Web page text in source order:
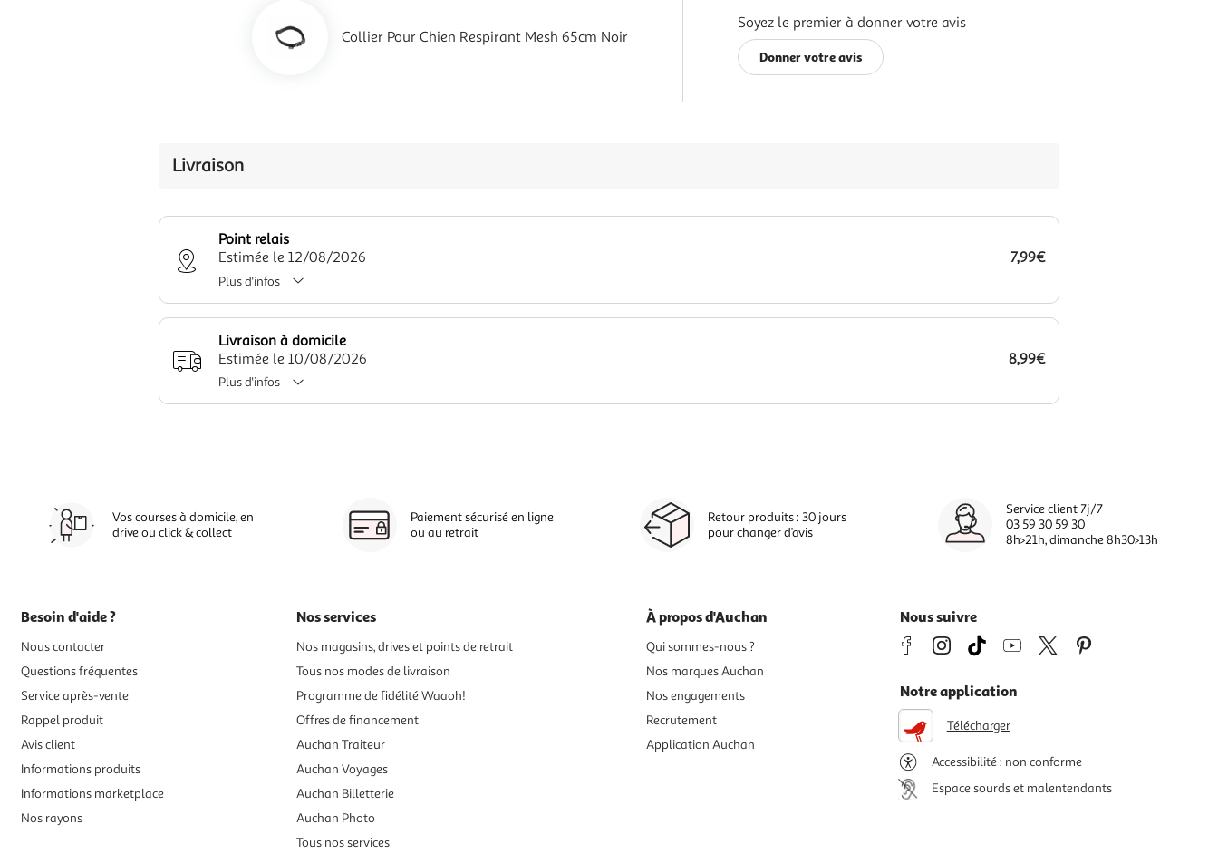
Collier Pour Chien Respirant Mesh 65cm Noir
Soyez le premier à donner votre avis
Donner votre avis
Livraison
Point relais
Estimée le 12/08/2026
7,99€
Plus d'infos
Livraison à domicile
Estimée le 10/08/2026
8,99€
Plus d'infos
Vos courses à domicile, en
drive ou click & collect
Paiement sécurisé en ligne
ou au retrait
Retour produits : 30 jours
pour changer d’avis
Service client 7j/7
03 59 30 59 30
8h>21h, dimanche 8h30>13h
Besoin d'aide ?
Nous contacter
Questions fréquentes
Service après-vente
Rappel produit
Avis client
Informations produits
Informations marketplace
Nos rayons
Nos services
Nos magasins, drives et points de retrait
Tous nos modes de livraison
Programme de fidélité Waaoh!
Offres de financement
Auchan Traiteur
Auchan Voyages
Auchan Billetterie
Auchan Photo
Tous nos services
À propos d'Auchan
Qui sommes-nous ?
Nos marques Auchan
Nos engagements
Recrutement
Application Auchan
Nous suivre
Notre application
Télécharger
Accessibilité : non conforme
Espace sourds et malentendants